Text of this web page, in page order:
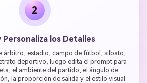
2
Personaliza los Detalles
árbitro, estadio, campo de fútbol, silbato,
deportivo, luego edita el prompt para
el ambiente del partido, el ángulo de
la proporción de salida y el estilo visual.